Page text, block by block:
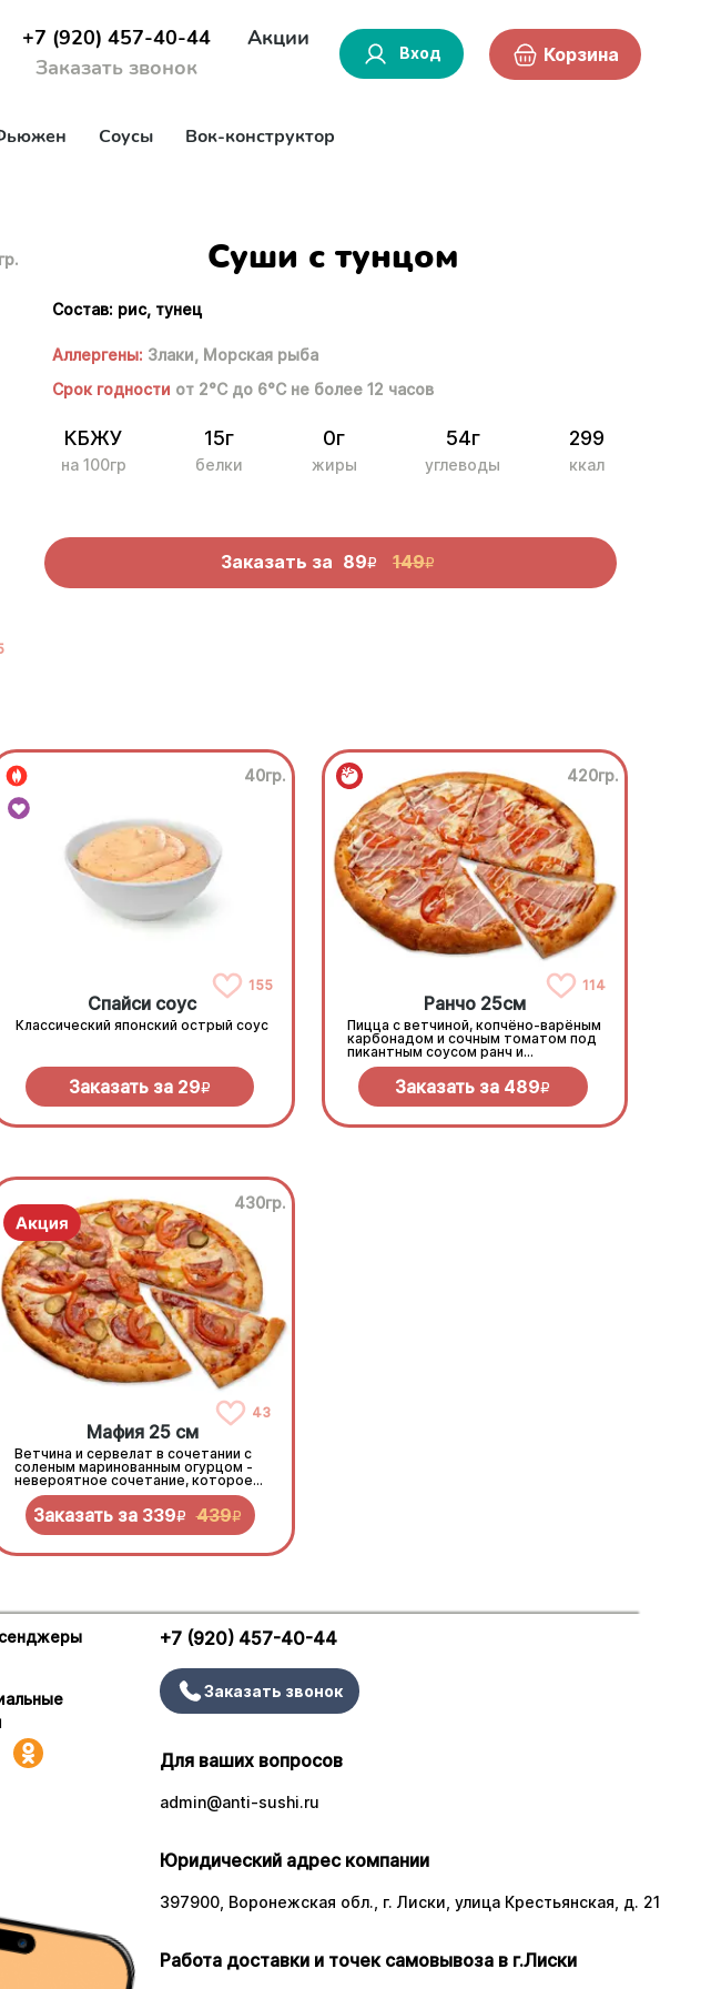
+7 (920) 457-40-44
Заказать звонок
Акции
Вход Корзина
Соусы Вок-конструктор
Суши с тунцом
Состав: рис, тунец
Аллергены: Злаки, Морская рыба
Срок годности от 2°С до 6°С не более 12 часов
КБЖУ
на 100гр
15г
белки
0г
жиры
54г
углеводы
299
ккал
Заказать за 89R 149R
40гр.
155
Спайси соус
Классический японский острый соус
Заказать за 29R
420гр.
114
Ранчо 25см
Пицца с ветчиной, копчёно-варёным
карбонадом и сочным томатом под
пикантным соусом ранч и
моцареллой
Заказать за 489R
430гр.
43
Мафия 25 см
Ветчина и сервелат в сочетании с
соленым маринованным огурцом -
невероятное сочетание, которое
нужно попробовать!
Заказать за 339R 439R
+7 (920) 457-40-44
Заказать звонок
Для ваших вопросов
admin@anti-sushi.ru
Юридический адрес компании
397900, Воронежская обл., г. Лиски, улица Крестьянская, д. 21
Работа доставки и точек самовывоза в г.Лиски